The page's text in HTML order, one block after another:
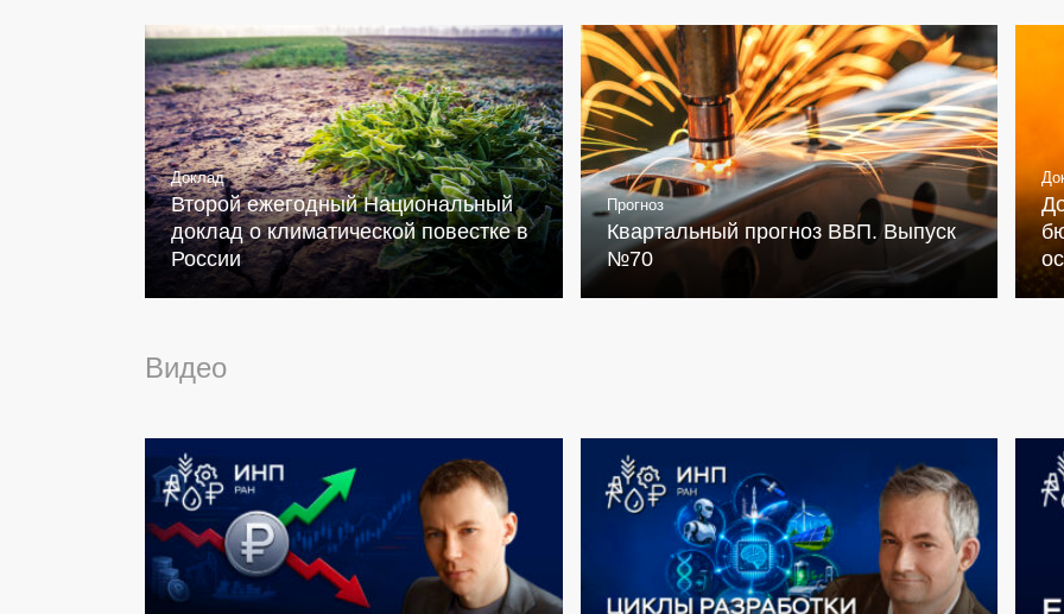
Доклад
Второй ежегодный Национальный
доклад о климатической повестке в
России
Прогноз
Квартальный прогноз ВВП. Выпуск
№70
Видео